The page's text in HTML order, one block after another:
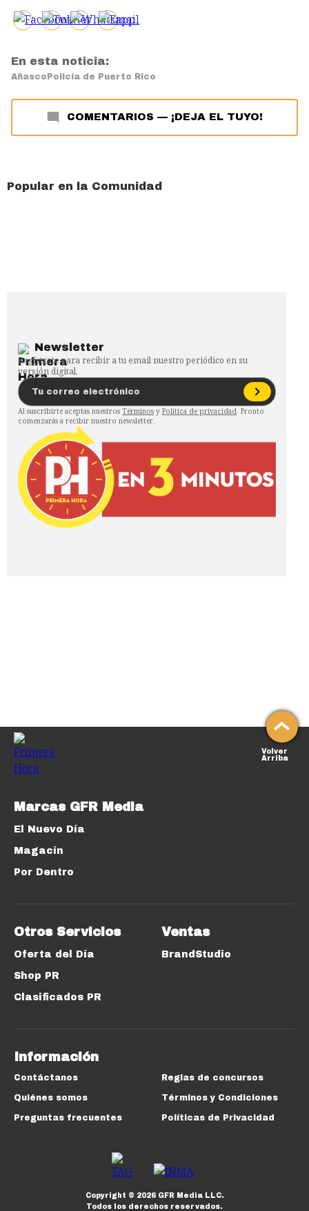
En esta noticia:
AñascoPolicía de Puerto Rico
COMENTARIOS — ¡DEJA EL TUYO!
Popular en la Comunidad
Newsletter
Regístrate para recibir a tu email nuestro periódico en su
versión digital.
Al suscribirte aceptas nuestros Términos y Política de privacidad. Pronto
comenzarás a recibir nuestro newsletter.
Volver
Arriba
Marcas GFR Media
El Nuevo Día
Magacín
Por Dentro
Otros Servicios
Oferta del Día
Shop PR
Clasificados PR
Ventas
BrandStudio
Información
Contáctanos
Quiénes somos
Preguntas frecuentes
Reglas de concursos
Términos y Condiciones
Políticas de Privacidad
Copyright © 2026GFR Media LLC.
Todos los derechos reservados.